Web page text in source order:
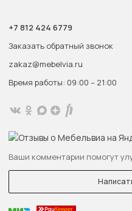
+7 812 424 6779
Заказать обратный звонок
zakaz@mebelvia.ru
Время работы: 09:00 – 21:00
Ваши комментарии помогут